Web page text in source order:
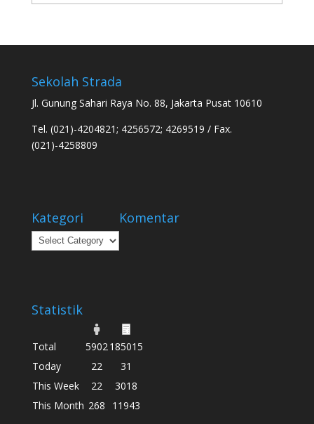
Sekolah Strada
Jl. Gunung Sahari Raya No. 88, Jakarta Pusat 10610
Tel. (021)-4204821; 4256572; 4269519 / Fax.
(021)-4258809
Kategori
Kategori
Komentar
Statistik
Total 5902185015
Today
22
31
This Week
22
3018
This Month 268 11943